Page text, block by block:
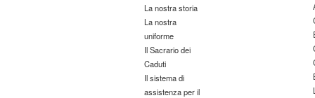
La nostra storia
La nostra
uniforme
Il Sacrario dei
Caduti
Il sistema di
assistenza per il